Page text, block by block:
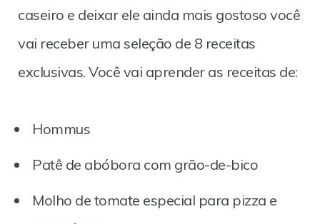
caseiro e deixar ele ainda mais gostoso você
vai receber uma seleção de 8 receitas
exclusivas. Você vai aprender as receitas de:
Hommus
Patê de abóbora com grão-de-bico
Molho de tomate especial para pizza e